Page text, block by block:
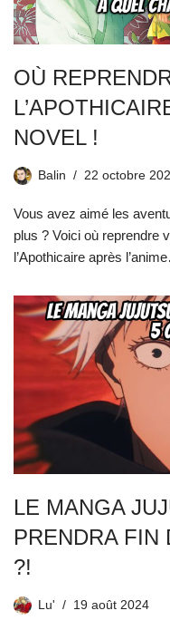
OÙ
NOVEL !
Balin 22 octobre
Vous avez aimé les
plus ? Voici où reprendre
l’Apothicaire après
LE MANGA
PRENDRA FIN
?!
Lu' 19 août 2024